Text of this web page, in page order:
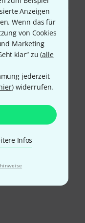
Anzeigen
Wenn das für
von Cookies
Marketing
klar“ zu (alle
jederzeit
) widerrufen.
Infos
Nachnahme,
bezahlen